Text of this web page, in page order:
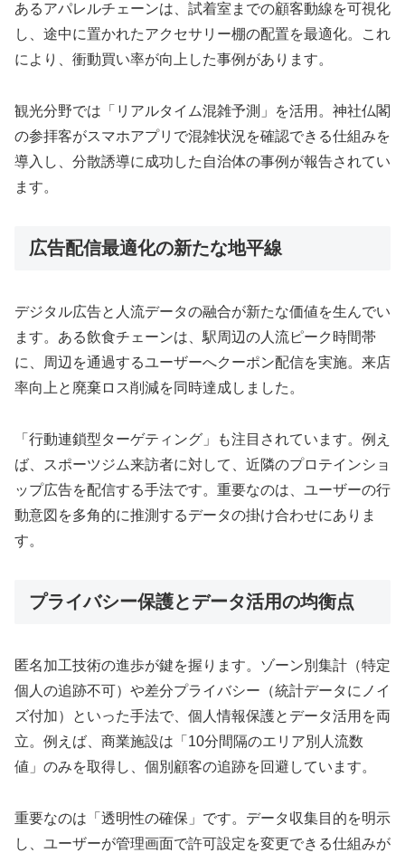
あるアパレルチェーンは、試着室までの顧客動線を可視化
し、途中に置かれたアクセサリー棚の配置を最適化。これ
により、衝動買い率が向上した事例があります。
観光分野では「リアルタイム混雑予測」を活用。神社仏閣
の参拝客がスマホアプリで混雑状況を確認できる仕組みを
導入し、分散誘導に成功した自治体の事例が報告されてい
ます。
広告配信最適化の新たな地平線
デジタル広告と人流データの融合が新たな価値を生んでい
ます。ある飲食チェーンは、駅周辺の人流ピーク時間帯
に、周辺を通過するユーザーへクーポン配信を実施。来店
率向上と廃棄ロス削減を同時達成しました。
「行動連鎖型ターゲティング」も注目されています。例え
ば、スポーツジム来訪者に対して、近隣のプロテインショ
ップ広告を配信する手法です。重要なのは、ユーザーの行
動意図を多角的に推測するデータの掛け合わせにありま
す。
プライバシー保護とデータ活用の均衡点
匿名加工技術の進歩が鍵を握ります。ゾーン別集計（特定
個人の追跡不可）や差分プライバシー（統計データにノイ
ズ付加）といった手法で、個人情報保護とデータ活用を両
立。例えば、商業施設は「10分間隔のエリア別人流数
値」のみを取得し、個別顧客の追跡を回避しています。
重要なのは「透明性の確保」です。データ収集目的を明示
し、ユーザーが管理画面で許可設定を変更できる仕組みが